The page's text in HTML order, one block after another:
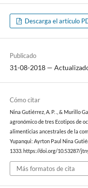
Descarga el artículo
Publicado
31-08-2018 —
Cómo citar
Nina Gutiérrez, A. P. ., & Murillo
agronómico de tres Ecotipos de
alimenticias ancestrales de la
Yupanqui: Ayrton Paul Nina
1333. https://doi.org/10.53287/
Más formatos de cita